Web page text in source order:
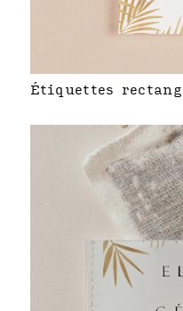
Étiquettes